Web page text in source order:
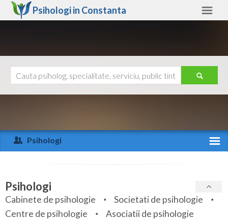
Psihologi in Constanta
Arad
Arges
Bihor
Bistrita-Nasaud
Ajutor
Psihologi
Specialitati
Servicii
Psihologi
Cabinete de psihologie
Societati de psihologie
Centre de psihologie
Asociatii de psihologie